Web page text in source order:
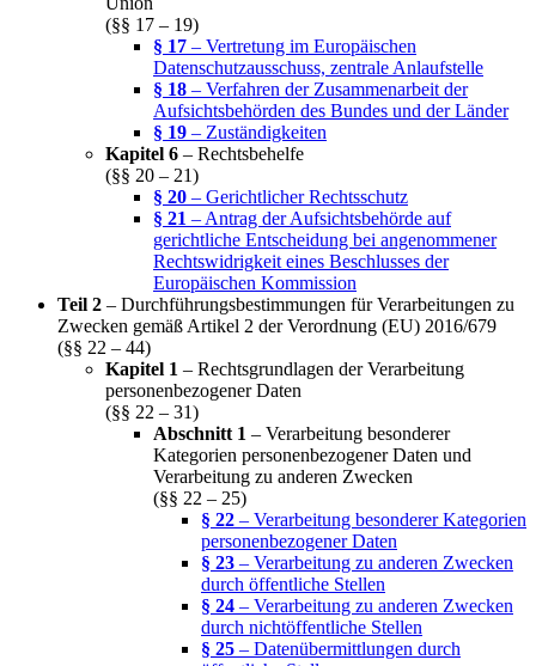
(§§ 17 – 19)
§ 17 – Vertretung im Europäischen
Datenschutzausschuss, zentrale Anlaufstelle
§ 18 – Verfahren der Zusammenarbeit der
Aufsichtsbehörden des Bundes und der Länder
§ 19 – Zuständigkeiten
Kapitel 6 – Rechtsbehelfe
(§§ 20 – 21)
§ 20 – Gerichtlicher Rechtsschutz
§ 21 – Antrag der Aufsichtsbehörde auf
gerichtliche Entscheidung bei angenommener
Rechtswidrigkeit eines Beschlusses der
Europäischen Kommission
Teil 2 – Durchführungsbestimmungen für Verarbeitungen zu
Zwecken gemäß Artikel 2 der Verordnung (EU) 2016/679
(§§ 22 – 44)
Kapitel 1 – Rechtsgrundlagen der Verarbeitung
personenbezogener Daten
(§§ 22 – 31)
Abschnitt 1 – Verarbeitung besonderer
Kategorien personenbezogener Daten und
Verarbeitung zu anderen Zwecken
(§§ 22 – 25)
§ 22 – Verarbeitung besonderer Kategorien
personenbezogener Daten
§ 23 – Verarbeitung zu anderen Zwecken
durch öffentliche Stellen
§ 24 – Verarbeitung zu anderen Zwecken
durch nichtöffentliche Stellen
§ 25 – Datenübermittlungen durch